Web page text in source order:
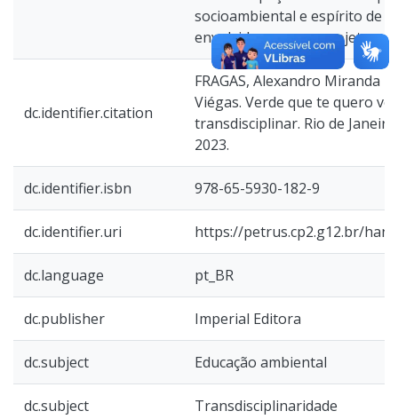
socioambiental e espírito de
envolvidos em seu projeto.
dc.identifier.citation
FRAGAS, Alexandro Miranda
Viégas. Verde que te quero
transdisciplinar. Rio de
2023.
dc.identifier.isbn 978-65-5930-182-9
dc.identifier.uri https://petrus.cp2.g12.br/
dc.language pt_BR
dc.publisher Imperial Editora
dc.subject Educação ambiental
dc.subject Transdisciplinaridade